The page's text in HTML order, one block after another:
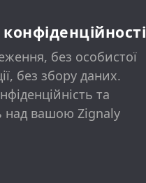
без особистої
без збору даних.
та
над вашою Zignaly